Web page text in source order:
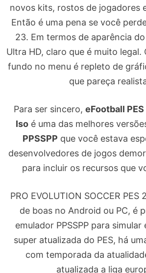
novos kits, rostos de jogadores
Então é uma pena se você
23. Em termos de aparência
Ultra HD, claro que é muito legal.
fundo no menu é repleto de
que pareça
Para ser sincero, eFootball
Isoé uma das melhores
PPSSPP que você estava
desenvolvedores de jogos
para incluir os recursos que
PRO EVOLUTION SOCCER
de boas no Android ou PC, é
emulador PPSSPP para simular
super atualizada do PES, há
com temporada da
atualizada a liga